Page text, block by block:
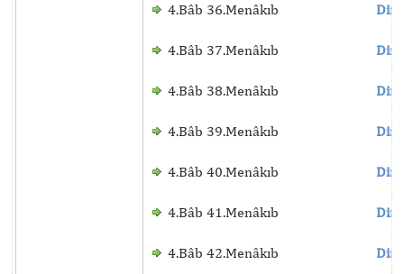
4.Bâb 36.Menâkıb
4.Bâb 37.Menâkıb
4.Bâb 38.Menâkıb
4.Bâb 39.Menâkıb
4.Bâb 40.Menâkıb
4.Bâb 41.Menâkıb
4.Bâb 42.Menâkıb